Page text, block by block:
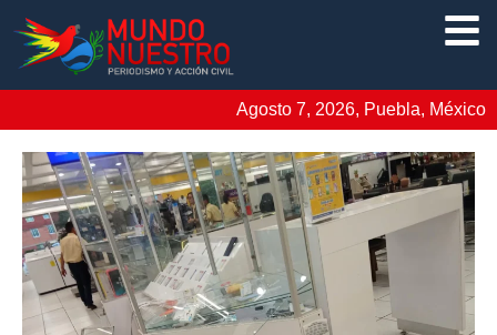
Agosto 7, 2026, Puebla, México